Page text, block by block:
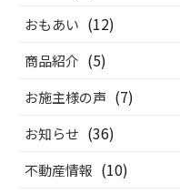
おもあい (12)
商品紹介 (5)
お施主様の声 (7)
お知らせ (36)
不動産情報 (10)